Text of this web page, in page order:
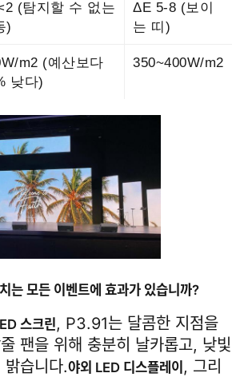
(탐지할 수 없는
)
ΔE 5-8 (보이
는 띠)
m2 (예산보다
낮다)
350~400W/m2
는 모든 이벤트에 효과가 있습니까?
스크린, P3.91는 달콤한 지점을
팬을 위해 충분히 날카롭고, 낮빛
밝습니다.야외 LED 디스플레이 , 그리